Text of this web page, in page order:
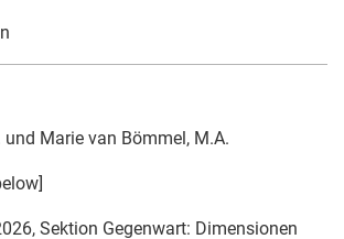
und Marie van Bömmel, M.A.
Sektion Gegenwart: Dimensionen